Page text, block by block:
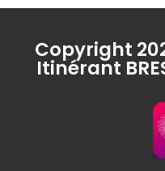
Copyright
Itinérant